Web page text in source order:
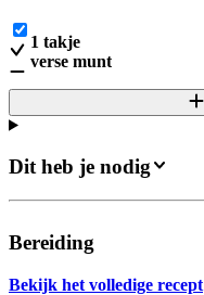
1 takje
verse munt
Dit heb je nodig
Bereiding
Bekijk het volledige recept